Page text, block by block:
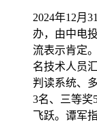
2024年12月
办，由中电
流表示肯定
名技术人员
判读系统、
3名、三等奖
飞跃。谭军